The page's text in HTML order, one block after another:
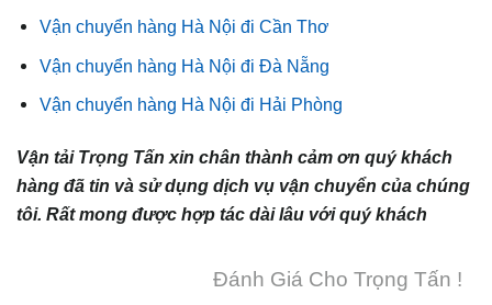
Vận chuyển hàng Hà Nội đi Cần Thơ
Vận chuyển hàng Hà Nội đi Đà Nẵng
Vận chuyển hàng Hà Nội đi Hải Phòng
Vận tải Trọng Tấn xin chân thành cảm ơn quý khách
hàng đã tin và sử dụng dịch vụ vận chuyển của chúng
tôi. Rất mong được hợp tác dài lâu với quý khách
Đánh Giá Cho Trọng Tấn !